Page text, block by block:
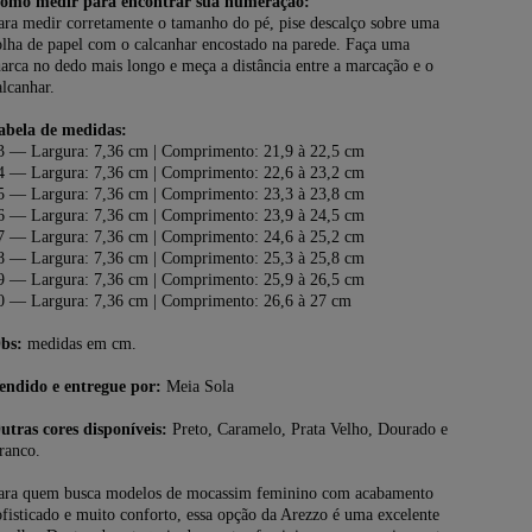
medir corretamente o tamanho do pé, pise descalço sobre uma
de papel com o calcanhar encostado na parede. Faça uma
no dedo mais longo e meça a distância entre a marcação e o
de medidas:
— Largura: 7,36 cm | Comprimento: 21,9 à 22,5 cm
— Largura: 7,36 cm | Comprimento: 22,6 à 23,2 cm
— Largura: 7,36 cm | Comprimento: 23,3 à 23,8 cm
— Largura: 7,36 cm | Comprimento: 23,9 à 24,5 cm
— Largura: 7,36 cm | Comprimento: 24,6 à 25,2 cm
— Largura: 7,36 cm | Comprimento: 25,3 à 25,8 cm
— Largura: 7,36 cm | Comprimento: 25,9 à 26,5 cm
— Largura: 7,36 cm | Comprimento: 26,6 à 27 cm
medidas em cm.
e entregue por: Meia Sola
cores disponíveis: Preto, Caramelo, Prata Velho, Dourado e
quem busca modelos de mocassim feminino com acabamento
e muito conforto, essa opção da Arezzo é uma excelente